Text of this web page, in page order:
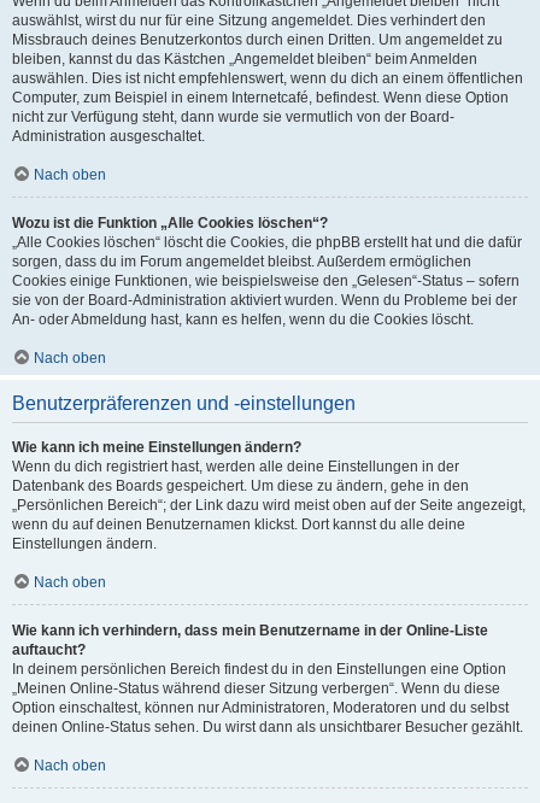
auswählst, wirst du nur für eine Sitzung angemeldet. Dies verhindert den
Missbrauch deines Benutzerkontos durch einen Dritten. Um angemeldet zu
bleiben, kannst du das Kästchen „Angemeldet bleiben“ beim Anmelden
auswählen. Dies ist nicht empfehlenswert, wenn du dich an einem öffentlichen
Computer, zum Beispiel in einem Internetcafé, befindest. Wenn diese Option
nicht zur Verfügung steht, dann wurde sie vermutlich von der Board-
Administration ausgeschaltet.
Nach oben
Wozu ist die Funktion „Alle Cookies löschen“?
„Alle Cookies löschen“ löscht die Cookies, die phpBB erstellt hat und die dafür
sorgen, dass du im Forum angemeldet bleibst. Außerdem ermöglichen
Cookies einige Funktionen, wie beispielsweise den „Gelesen“-Status – sofern
sie von der Board-Administration aktiviert wurden. Wenn du Probleme bei der
An- oder Abmeldung hast, kann es helfen, wenn du die Cookies löscht.
Nach oben
Benutzerpräferenzen und -einstellungen
Wie kann ich meine Einstellungen ändern?
Wenn du dich registriert hast, werden alle deine Einstellungen in der
Datenbank des Boards gespeichert. Um diese zu ändern, gehe in den
„Persönlichen Bereich“; der Link dazu wird meist oben auf der Seite angezeigt,
wenn du auf deinen Benutzernamen klickst. Dort kannst du alle deine
Einstellungen ändern.
Nach oben
Wie kann ich verhindern, dass mein Benutzername in der Online-Liste
auftaucht?
In deinem persönlichen Bereich findest du in den Einstellungen eine Option
„Meinen Online-Status während dieser Sitzung verbergen“. Wenn du diese
Option einschaltest, können nur Administratoren, Moderatoren und du selbst
deinen Online-Status sehen. Du wirst dann als unsichtbarer Besucher gezählt.
Nach oben